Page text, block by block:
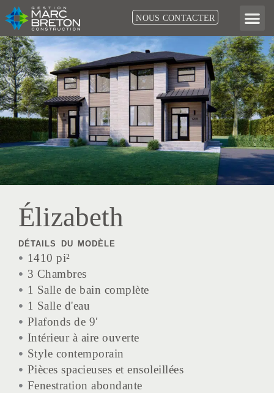
Aller
au
contenu
NOUS CONTACTER
Élizabeth
DÉTAILS DU MODÈLE
1410 pi²
3 Chambres
1 Salle de bain complète
1 Salle d'eau
Plafonds de 9′
Intérieur à aire ouverte
Style contemporain
Pièces spacieuses et ensoleillées
Fenestration abondante